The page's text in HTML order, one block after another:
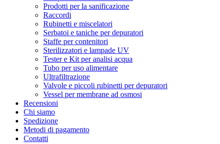
Prodotti per la sanificazione
Raccordi
Rubinetti e miscelatori
Serbatoi e taniche per depuratori
Staffe per contenitori
Sterilizzatori e lampade UV
Tester e Kit per analisi acqua
Tubo per uso alimentare
Ultrafiltrazione
Valvole e piccoli rubinetti per depuratori
Vessel per membrane ad osmosi
Recensioni
Chi siamo
Spedizione
Metodi di pagamento
Contatti